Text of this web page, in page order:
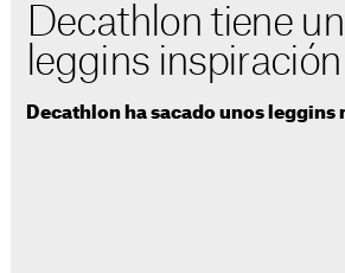
Decathlon tiene
leggins
Decathlon ha sacado unos leggins